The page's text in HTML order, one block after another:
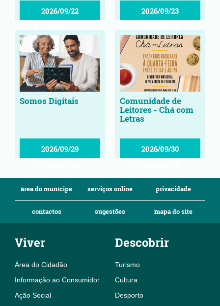
2026/09/22
2026/09/23
Somos Digitais
2026/09/29
Comunidade de
Leitores - Chá com
Letras
2026/09/30
área do munícipe serviços online privacidade
contactos sugestões mapa do site
Viver
Área do Cidadão
Informação ao Consumidor
Ação Social
Descobrir
Turismo
Cultura
Desporto